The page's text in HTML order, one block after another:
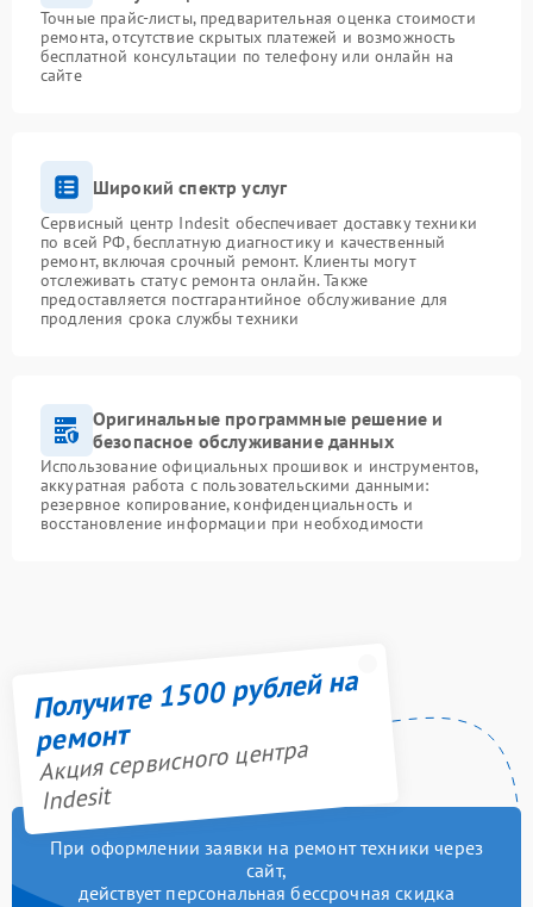
Точные прайс-листы, предварительная оценка стоимости
ремонта, отсутствие скрытых платежей и возможность
бесплатной консультации по телефону или онлайн на
сайте
Широкий спектр услуг
Сервисный центр Indesit обеспечивает доставку техники
по всей РФ, бесплатную диагностику и качественный
ремонт, включая срочный ремонт. Клиенты могут
отслеживать статус ремонта онлайн. Также
предоставляется постгарантийное обслуживание для
продления срока службы техники
Оригинальные программные решение и
безопасное обслуживание данных
Использование официальных прошивок и инструментов,
аккуратная работа с пользовательскими данными:
резервное копирование, конфиденциальность и
восстановление информации при необходимости
Получите 1500 рублей на
ремонт
Акция сервисного центра
Indesit
При оформлении заявки на ремонт техники через
сайт,
действует персональная бессрочная скидка